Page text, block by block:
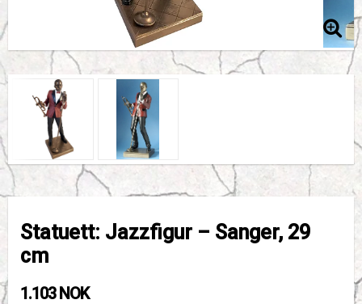
Statuett: Jazzfigur – Sanger, 29
cm
1.103 NOK